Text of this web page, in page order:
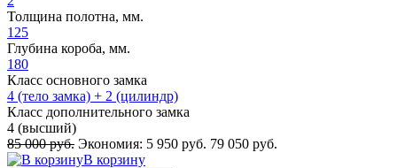
Толщина полотна, мм.
125
Глубина короба, мм.
180
Класс основного замка
4 (тело замка) + 2 (цилиндр)
Класс дополнительного замка
4 (высший)
85 000 руб. Экономия: 5 950 руб. 79 050 руб.
В корзину